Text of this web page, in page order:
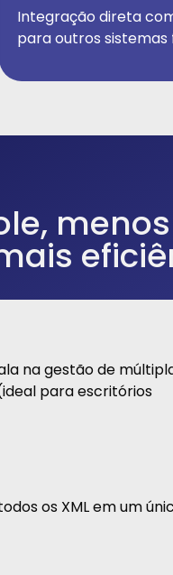
Integração direta
para outros sistemas
na gestão de
para escritórios
os XML em um